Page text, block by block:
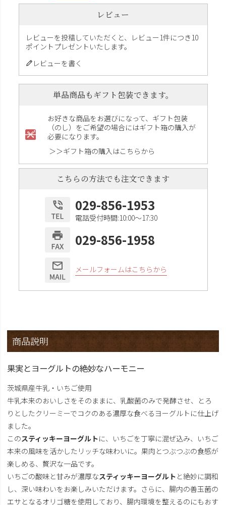
レビュー
レビューを投稿していただくと、レビュー1件につき10
ポイントプレゼントいたします。
レビューを書く
単品商品もギフト包装できます。
お好きな商品をお選びになって、ギフト包装
（のし）をご希望の場合にはギフト箱の購入が
必要になります。
＞＞ギフト箱の購入はこちらから
こちらの方法でも注文できます
029-856-1953
電話受付時間:10:00〜17:30
029-856-1958
メールフォームはこちらから
商品説明
果実とヨーグルトの絶妙なハーモニー
茨城県産牛乳・いちご使用
牛乳本来のおいしさをそのままに、乳酸菌のみで発酵させ、とろ
りとしたクリーミーでコクのある濃厚な食べるヨーグルトに仕上げ
ました。
このスティッキーヨーグルトに、いちごを丁寧に混ぜ込み、いちご
本来の風味を活かしたリッチな味わいに。果肉とつぶつぶの食感が
楽しめる、贅沢な一品です。
いちごの酸味と甘みが濃厚なスティッキーヨーグルト と絶妙に調和
し、深い味わいをお楽しみいただけます。さらに、腸内の善玉菌の
エサとなるオリゴ糖を使用しており、腸内環境を整えるのにもおす